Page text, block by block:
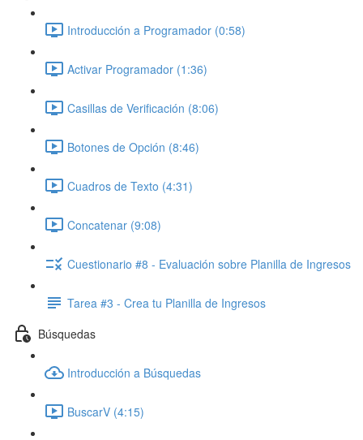
Introducción a Programador (0:58)
Activar Programador (1:36)
Casillas de Verificación (8:06)
Botones de Opción (8:46)
Cuadros de Texto (4:31)
Concatenar (9:08)
Cuestionario #8 - Evaluación sobre Planilla de Ingresos
Tarea #3 - Crea tu Planilla de Ingresos
Búsquedas
Introducción a Búsquedas
BuscarV (4:15)